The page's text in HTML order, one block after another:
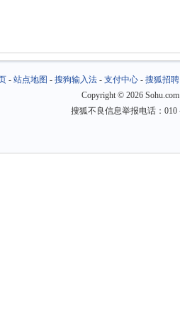
- 站点地图 - 搜狗输入法- 支付中心- 搜狐招聘
Copyright © 2026
搜狐不良信息举报电话：010